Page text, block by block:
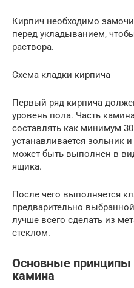
Кирпич необходимо
перед укладыванием,
раствора.
Схема кладки кирпича
Первый ряд кирпича
уровень пола. Часть
составлять как минимум
устанавливается зольник
может быть выполнен в
ящика.
После чего выполняется
предварительно
лучше всего сделать из
стеклом.
Основные принципы
камина